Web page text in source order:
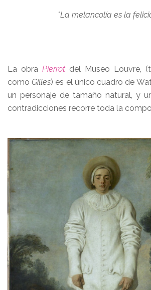
"La melancolía es la
La obra Pierrot del Museo Louvre,
comoGilles) es el único cuadro de
un personaje de tamaño natural, y
contradicciones recorre toda la